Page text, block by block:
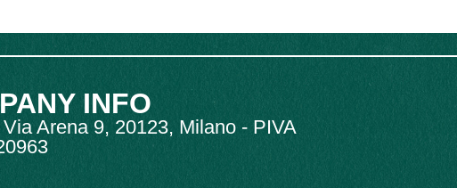
INFO
Arena 9, 20123, Milano - PIVA